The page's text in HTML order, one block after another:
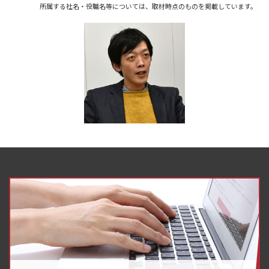
所属する社名・役職名等については、取材時点のものを掲載しています。